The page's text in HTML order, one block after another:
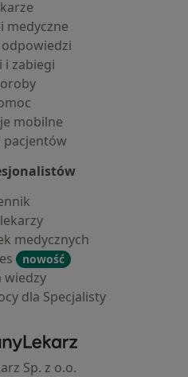
medyczne
i zabiegi
mobilne
pacjentów
medycznych
nowość
wiedzy
dla Specjalisty
ZnanyLekarz - Strona główna
Sp. z o.o.